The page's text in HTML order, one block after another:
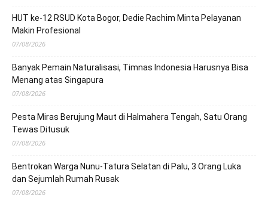
HUT ke-12 RSUD Kota Bogor, Dedie Rachim Minta Pelayanan
Makin Profesional
07/08/2026
Banyak Pemain Naturalisasi, Timnas Indonesia Harusnya Bisa
Menang atas Singapura
07/08/2026
Pesta Miras Berujung Maut di Halmahera Tengah, Satu Orang
Tewas Ditusuk
07/08/2026
Bentrokan Warga Nunu-Tatura Selatan di Palu, 3 Orang Luka
dan Sejumlah Rumah Rusak
07/08/2026